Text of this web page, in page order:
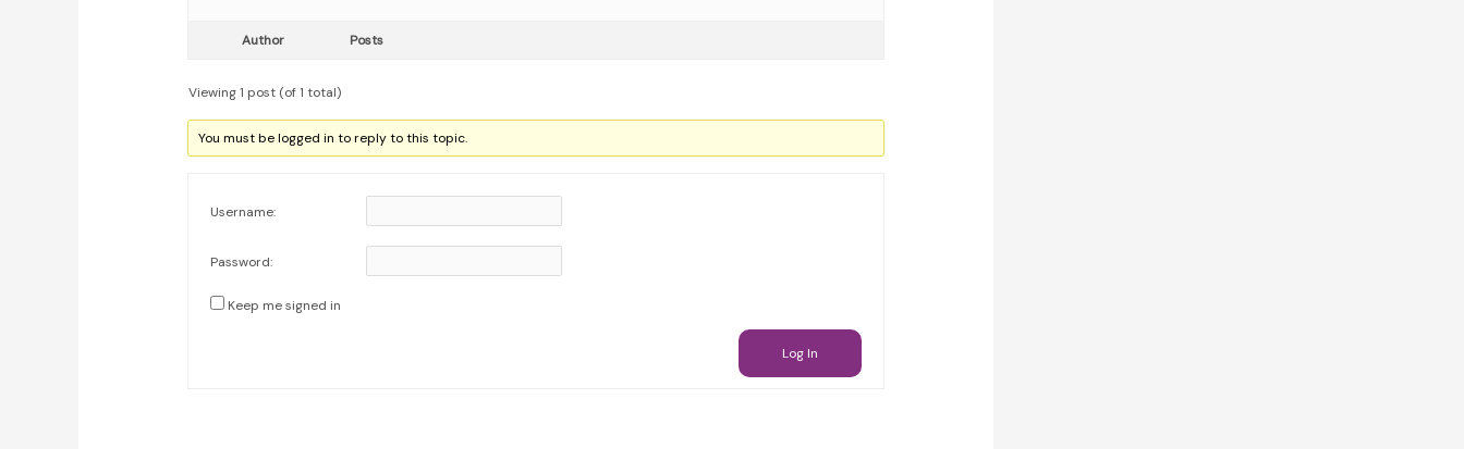
Author Posts
Viewing 1 post (of 1 total)
You must be logged in to reply to this topic.
Username:
Password:
Keep me signed in
Log In